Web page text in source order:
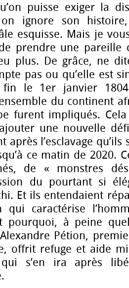
puisse exiger la
ignore son
esquisse. Mais je
prendre une pareille
plus. De grâce, ne
pas ou qu’elle est
le 1er janvier
du continent
furent impliqués.
une nouvelle
après l’esclavage
ce matin de 2020.
de « monstres
du pourtant si
Et ils entendaient
qui caractérise
pourquoi, à peine
Alexandre Pétion,
offrit refuge et aide
qui s’en ira après